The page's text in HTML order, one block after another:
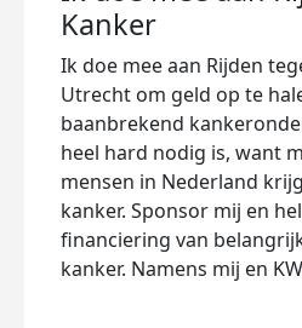
Kanker
Ik doe mee aan Rijden
Utrecht om geld op te
baanbrekend
heel hard nodig is, want
mensen in Nederland
kanker. Sponsor mij en
financiering van
kanker. Namens mij en